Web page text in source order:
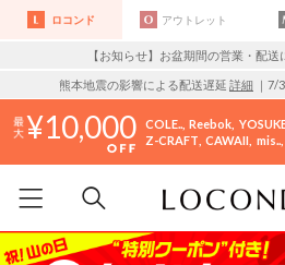
ロコンド アウトレット
【お知らせ】お盆期間の営業・配
熊本地震の影響による配送遅延 詳細 ｜7/
10,000 COLE.. Reebok
Z-CRAFT CAWAII mis..